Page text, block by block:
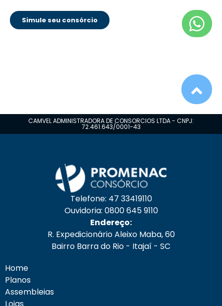
Simule seu consórcio
CAMVEL ADMINISTRADORA DE CONSORCIOS LTDA - CNPJ:
72.461.643/0001-43
Telefone: 47 33419110
Ouvidoria: 0800 645 9110
Endereço:
R. Expedicionário Aleixo Maba, 60
Bairro Barra do Rio - Itajaí - SC
Home
Planos
Assembleias
Lojas